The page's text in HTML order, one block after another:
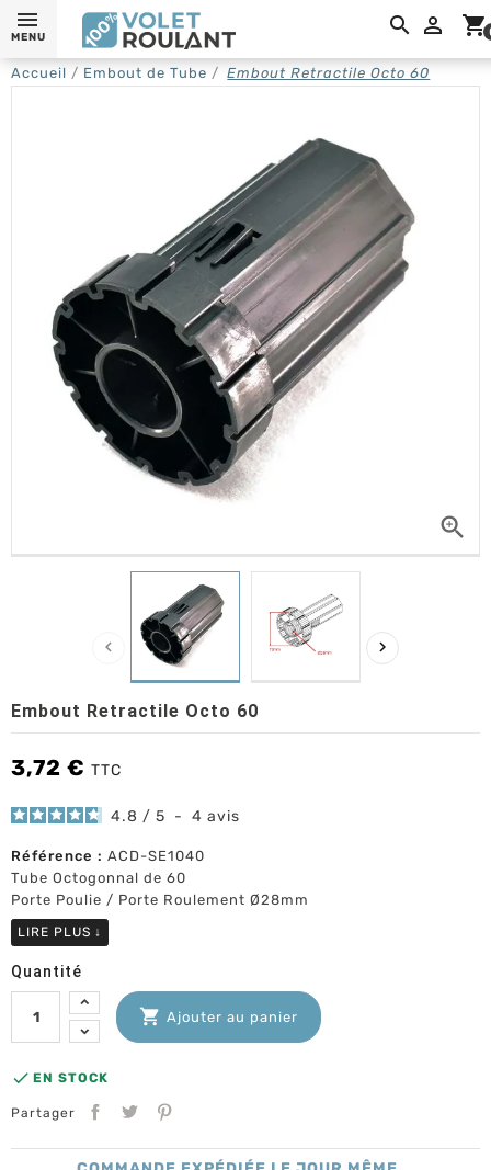
 shopping_cart
MENU
Accueil Embout de Tube Embout Retractile Octo 60

 
Embout Retractile Octo 60
3,72 € TTC
4.8 / 5 - 4 avis
Référence : ACD-SE1040
Tube Octogonnal de 60
Porte Poulie / Porte Roulement Ø28mm
LIRE PLUS ↓
Quantité
 Ajouter au panier
 EN STOCK
Partager